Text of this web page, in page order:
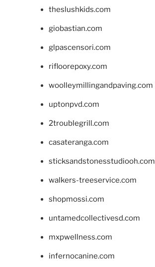
theslushkids.com
giobastian.com
glpascensori.com
rifloorepoxy.com
woolleymillingandpaving.com
uptonpvd.com
2troublegrill.com
casateranga.com
sticksandstonesstudiooh.com
walkers-treeservice.com
shopmossi.com
untamedcollectivesd.com
mxpwellness.com
infernocanine.com